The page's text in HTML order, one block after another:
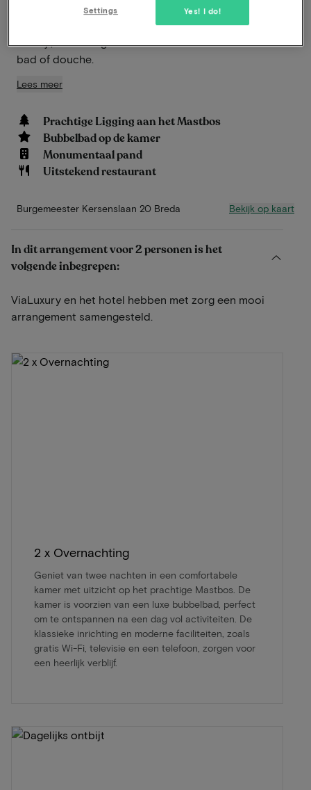
klassiek ingerichte kamers en suites, voorzien van alle
faciliteiten die je nodig hebt voor een ontspannen
verblijf, inclusief gratis Wi-Fi en een badkamer met
bad of douche.
Lees meer
Prachtige Ligging aan het Mastbos
Bubbelbad op de kamer
Monumentaal pand
Uitstekend restaurant
Burgemeester Kersenslaan 20 Breda Bekijk op kaart
In dit arrangement voor 2 personen is het
volgende inbegrepen:
ViaLuxury en het hotel hebben met zorg een mooi
arrangement samengesteld.
2 x Overnachting
Geniet van twee nachten in een comfortabele
kamer met uitzicht op het prachtige Mastbos. De
kamer is voorzien van een luxe bubbelbad, perfect
om te ontspannen na een dag vol activiteiten. De
klassieke inrichting en moderne faciliteiten, zoals
gratis Wi-Fi, televisie en een telefoon, zorgen voor
een heerlijk verblijf.
Yes! I do!
Settings